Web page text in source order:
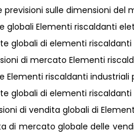
previsioni sulle dimensioni
globali Elementi riscaldanti
globali di elementi
di mercato Elementi
Elementi riscaldanti
globali di elementi
di vendita globali di
di mercato globale delle